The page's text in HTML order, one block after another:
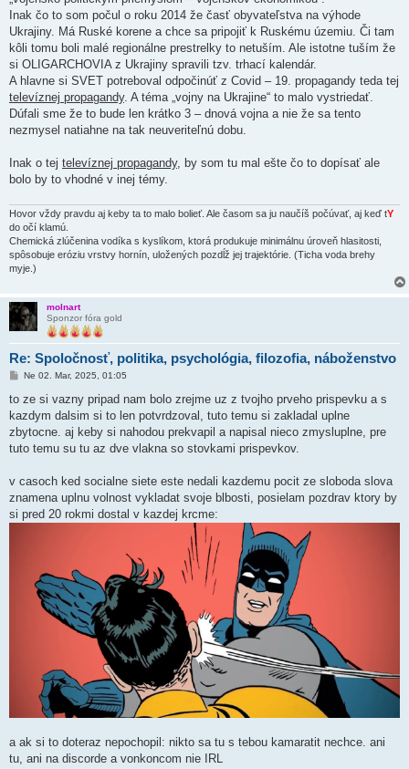
Inak čo to som počul o roku 2014 že časť obyvateľstva na výhode
Ukrajiny. Má Ruské korene a chce sa pripojiť k Ruskému územiu. Či tam
kôli tomu boli malé regionálne prestrelky to netuším. Ale istotne tuším že
si OLIGARCHOVIA z Ukrajiny spravili tzv. trhací kalendár.
A hlavne si SVET potreboval odpočinúť z Covid – 19. propagandy teda tej
televíznej propagandy. A téma „vojny na Ukrajine“ to malo vystriedať.
Dúfali sme že to bude len krátko 3 – dnová vojna a nie že sa tento
nezmysel natiahne na tak neuveriteľnú dobu.
Inak o tej televíznej propagandy, by som tu mal ešte čo to dopísať ale
bolo by to vhodné v inej témy.
Hovor vždy pravdu aj keby ta to malo bolieť. Ale časom sa ju naučíš počúvať, aj keď tY
do očí klamú.
Chemická zlúčenina vodíka s kyslíkom, ktorá produkuje minimálnu úroveň hlasitosti,
spôsobuje eróziu vrstvy hornín, uložených pozdĺž jej trajektórie. (Ticha voda brehy
myje.)
molnart
Sponzor fóra gold
Re: Spoločnosť, politika, psychológia, filozofia, náboženstvo
P
p
e
v
o
Ne 02. Mar, 2025, 01:05
to ze si vazny pripad nam bolo zrejme uz z tvojho prveho prispevku a s
kazdym dalsim si to len potvrdzoval, tuto temu si zakladal uplne
zbytocne. aj keby si nahodou prekvapil a napisal nieco zmysluplne, pre
tuto temu su tu az dve vlakna so stovkami prispevkov.
v casoch ked socialne siete este nedali kazdemu pocit ze sloboda slova
znamena uplnu volnost vykladat svoje blbosti, posielam pozdrav ktory by
si pred 20 rokmi dostal v kazdej krcme:
a ak si to doteraz nepochopil: nikto sa tu s tebou kamaratit nechce. ani
tu, ani na discorde a vonkoncom nie IRL